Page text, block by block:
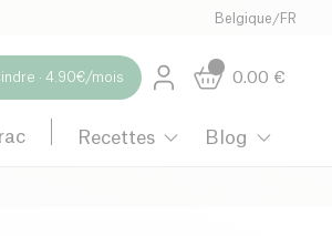
Belgique /FR
· 4.90€/mois 0.00 €
Recettes Blog